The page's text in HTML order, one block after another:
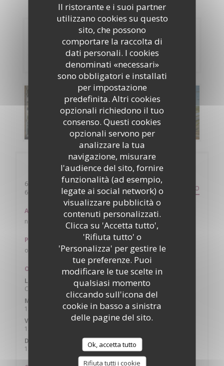
Il ristorante e i suoi partner
utilizzano cookies su questo
sito, che possono
comportare la raccolta di
dati personali. I cookies
denominati «necessari»
sono obbligatori e installati
per impostazione
predefinita. Altri cookies
opzionali richiedono il tuo
consenso. Questi cookies
opzionali servono per
analizzare la tua
navigazione, misurare
l'audience del sito, fornire
funzionalità (ad esempio,
legate ai social network) o
visualizzare pubblicità o
contenuti personalizzati.
Clicca su 'Accetta tutto',
'Rifiuta tutto' o
'Personalizza' per gestire le
tue preferenze. Puoi
modificare le tue scelte in
qualsiasi momento
cliccando sull'icona del
cookie in basso a sinistra
delle pagine del sito.
Ok, accetta tutto
Rifiuta tutti i cookie
Prenotazione
PRENOTA
Menu
SCOPRI LA NOSTRA CARTA
Informazioni pratiche
64 petite rue du marché
69620 Oingt
((apre una nuova finestra)) PERCORSO
Autobus
non
Parcheggio
oui plusieurs
Orari
Lun
Chiuso
Mer
12:00 - 14:00
• 18:30 - 20:45
Ven
12:00 - 14:00
Domenica
12:00 - 15:00